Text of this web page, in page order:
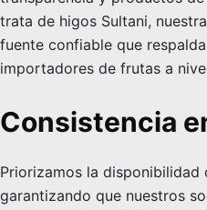
trata de higos Sultani,
fuente confiable que
importadores de frutas a
Consistencia
Priorizamos la disponibilidad
garantizando que nuestros